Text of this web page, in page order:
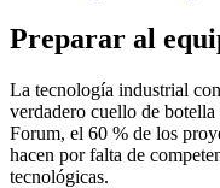
Preparar al
La tecnología industrial
verdadero cuello de
Forum, el 60 % de los
hacen por falta de
tecnológicas.